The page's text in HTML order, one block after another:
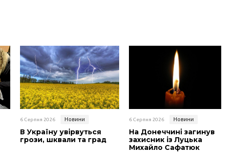
6 Серпня 2026 Новини
В Україну увірвуться
грози, шквали та град
6 Серпня 2026 Новини
На Донеччині загинув
захисник із Луцька
Михайло Сафатюк